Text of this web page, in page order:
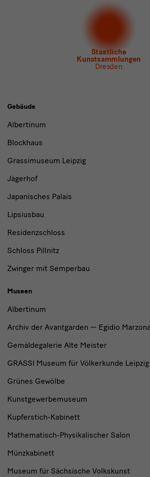
Museum für Sächsische
Staatliche
Kunstsammlungen
Dresden
Gebäude,
Museen
Institutionen
Gebäude
Albertinum
Blockhaus
Grassimuseum Leipzig
Jägerhof
Japanisches Palais
Lipsiusbau
Residenzschloss
Schloss Pillnitz
Zwinger mit Semperbau
Museen
Albertinum
Archiv der Avantgarden — Egidio Marzona
Gemäldegalerie Alte Meister
GRASSI Museum für Völkerkunde Leipzig
Grünes Gewölbe
Kunstgewerbemuseum
Kupferstich-Kabinett
Mathematisch-Physikalischer Salon
Münzkabinett
Museum für Sächsische Volkskunst